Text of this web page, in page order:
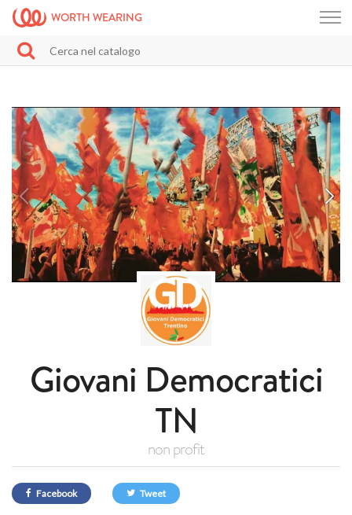
WORTH WEARING
Giovani Democratici
TN
non profit
Facebook Tweet